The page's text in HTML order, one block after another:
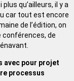
qu’ailleurs, il y a
car tout est encore
de l’édition, on
conférences, de
avec pour projet
processus